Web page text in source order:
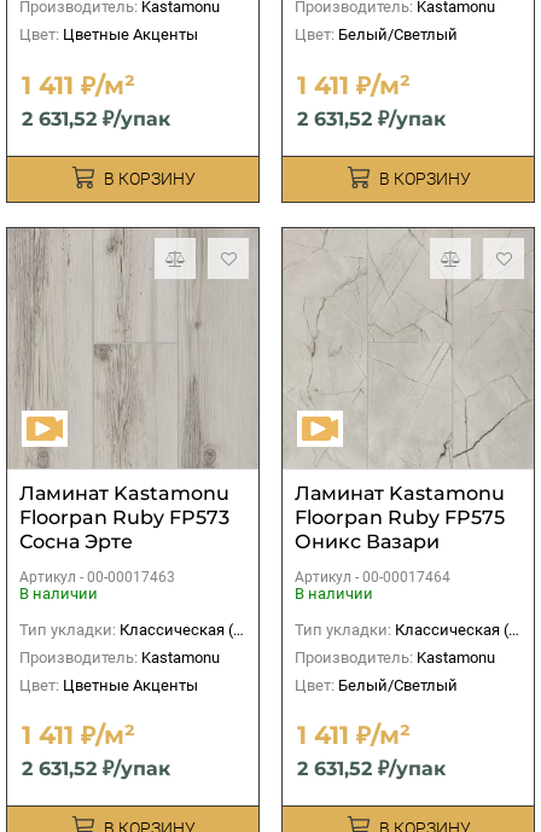
Производитель: Kastamonu
Цвет: Цветные Акценты
1 411 ₽/м²
2 631,52 ₽/упак
В КОРЗИНУ
Производитель: Kastamonu
Цвет: Белый/Светлый
1 411 ₽/м²
2 631,52 ₽/упак
В КОРЗИНУ
Ламинат Kastamonu
Floorpan Ruby FP573
Сосна Эрте
Артикул - 00-00017463
В наличии
Тип укладки: Классическая (прямая)
Производитель: Kastamonu
Цвет: Цветные Акценты
1 411 ₽/м²
2 631,52 ₽/упак
Ламинат Kastamonu
Floorpan Ruby FP575
Оникс Вазари
Артикул - 00-00017464
В наличии
Тип укладки: Классическая (прямая)
Производитель: Kastamonu
Цвет: Белый/Светлый
1 411 ₽/м²
2 631,52 ₽/упак